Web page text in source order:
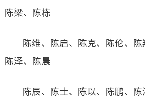
陈梁、陈栋
陈维、陈启、陈克、陈伦、陈
陈泽、陈晨
陈辰、陈士、陈以、陈鹏、陈